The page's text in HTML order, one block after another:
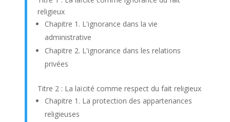
religieux
Chapitre 1. L'ignorance dans la vie
administrative
Chapitre 2. L'ignorance dans les relations
privées
Titre 2 : La laïcité comme respect du fait religieux
Chapitre 1. La protection des appartenances
religieuses